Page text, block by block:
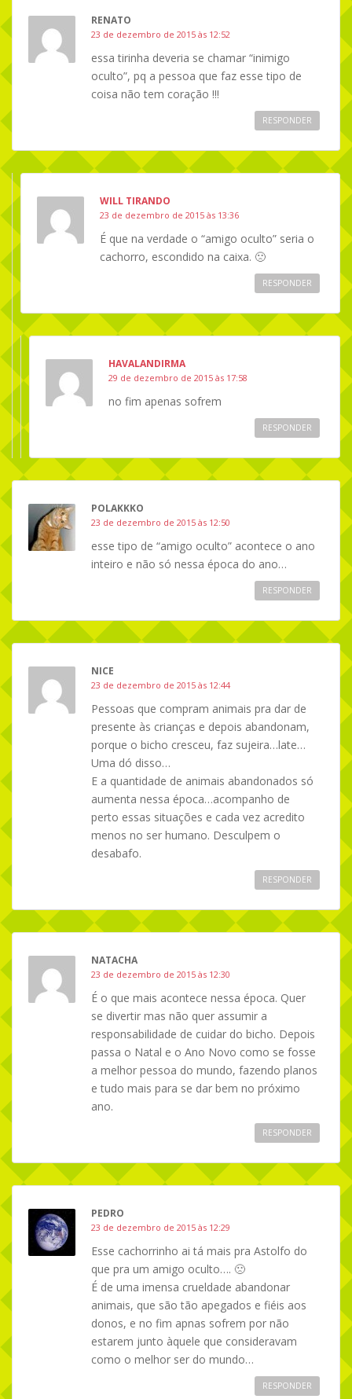
RENATO
23 de dezembro de 2015 às 12:52
essa tirinha deveria se chamar “inimigo
oculto”, pq a pessoa que faz esse tipo de
coisa não tem coração !!!
RESPONDER
WILL TIRANDO
23 de dezembro de 2015 às 13:36
É que na verdade o “amigo oculto” seria o
cachorro, escondido na caixa. 🙁
RESPONDER
HAVALANDIRMA
29 de dezembro de 2015 às 17:58
no fim apenas sofrem
RESPONDER
POLAKKKO
23 de dezembro de 2015 às 12:50
esse tipo de “amigo oculto” acontece o ano
inteiro e não só nessa época do ano…
RESPONDER
NICE
23 de dezembro de 2015 às 12:44
Pessoas que compram animais pra dar de
presente às crianças e depois abandonam,
porque o bicho cresceu, faz sujeira…late…
Uma dó disso…
E a quantidade de animais abandonados só
aumenta nessa época…acompanho de
perto essas situações e cada vez acredito
menos no ser humano. Desculpem o
desabafo.
RESPONDER
NATACHA
23 de dezembro de 2015 às 12:30
É o que mais acontece nessa época. Quer
se divertir mas não quer assumir a
responsabilidade de cuidar do bicho. Depois
passa o Natal e o Ano Novo como se fosse
a melhor pessoa do mundo, fazendo planos
e tudo mais para se dar bem no próximo
ano.
RESPONDER
PEDRO
23 de dezembro de 2015 às 12:29
Esse cachorrinho ai tá mais pra Astolfo do
que pra um amigo oculto…. 🙁
É de uma imensa crueldade abandonar
animais, que são tão apegados e fiéis aos
donos, e no fim apnas sofrem por não
estarem junto àquele que consideravam
como o melhor ser do mundo…
RESPONDER